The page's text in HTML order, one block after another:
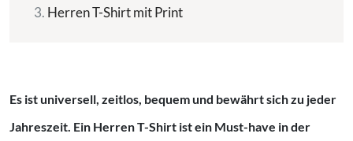
Herren T-Shirt mit Print
Es ist universell, zeitlos, bequem und bewährt sich zu jeder
Jahreszeit. Ein Herren T-Shirt ist ein Must-have in der